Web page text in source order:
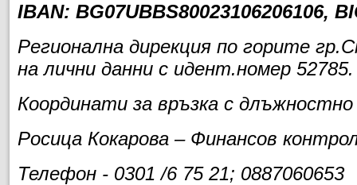
IBAN: BG07UBBS80023106206106,
Регионална дирекция по горите
на лични данни с идент.номер 52785.
Координати за връзка с
Росица Кокарова – Финансов
Телефон - 0301 /6 75 21; 0887060653